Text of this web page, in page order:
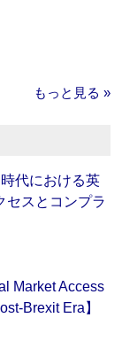
もっと見る »
代における英
セスとコンプラ
Market Access
Brexit Era】